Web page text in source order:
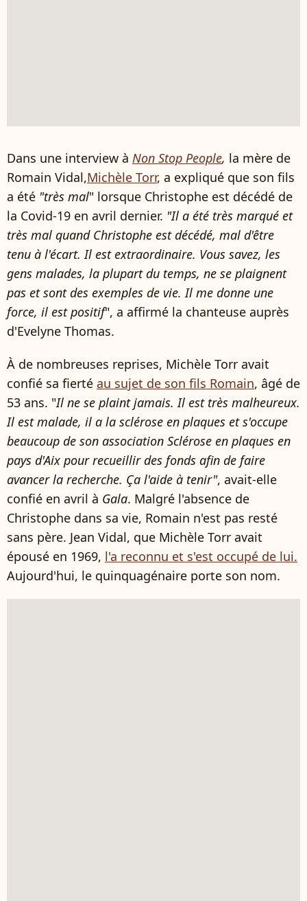
Dans une interview à Non Stop People, la mère de
Romain Vidal,Michèle Torr, a expliqué que son fils
a été "très mal" lorsque Christophe est décédé de
la Covid-19 en avril dernier. "Il a été très marqué et
très mal quand Christophe est décédé, mal d'être
tenu à l'écart. Il est extraordinaire. Vous savez, les
gens malades, la plupart du temps, ne se plaignent
pas et sont des exemples de vie. Il me donne une
force, il est positif", a affirmé la chanteuse auprès
d'Evelyne Thomas.
À de nombreuses reprises, Michèle Torr avait
confié sa fierté au sujet de son fils Romain, âgé de
53 ans. "Il ne se plaint jamais. Il est très malheureux.
Il est malade, il a la sclérose en plaques et s'occupe
beaucoup de son association Sclérose en plaques en
pays d'Aix pour recueillir des fonds afin de faire
avancer la recherche. Ça l'aide à tenir", avait-elle
confié en avril à Gala. Malgré l'absence de
Christophe dans sa vie, Romain n'est pas resté
sans père. Jean Vidal, que Michèle Torr avait
épousé en 1969, l'a reconnu et s'est occupé de lui.
Aujourd'hui, le quinquagénaire porte son nom.